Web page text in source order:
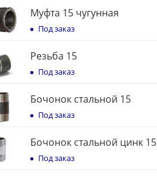
Муфта 15 чугунная
Под заказ
Резьба 15
Под заказ
Бочонок стальной 15
Под заказ
Бочонок стальной цинк 15
Под заказ